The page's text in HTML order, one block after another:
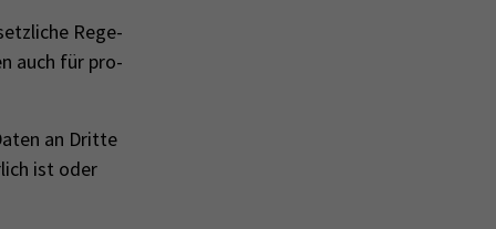
Re­ge­
auch für pro­
an Drit­te
ist oder